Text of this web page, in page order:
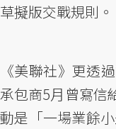
草擬版交戰規則。
《美聯社》更透
承包商5月曾寫信
動是「一場業餘